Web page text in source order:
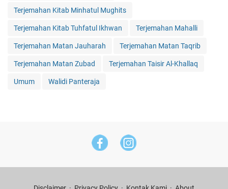
Terjemahan Kitab Minhatul Mughits
Terjemahan Kitab Tuhfatul Ikhwan Terjemahan Mahalli
Terjemahan Matan Jauharah Terjemahan Matan Taqrib
Terjemahan Matan Zubad Terjemahan Taisir Al-Khallaq
Umum Walidi Panteraja